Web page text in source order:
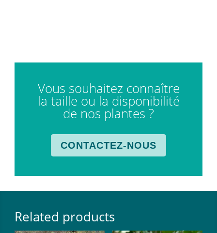
Vous souhaitez connaître
la taille ou la disponibilité
de nos plantes ?
CONTACTEZ-NOUS
Related products